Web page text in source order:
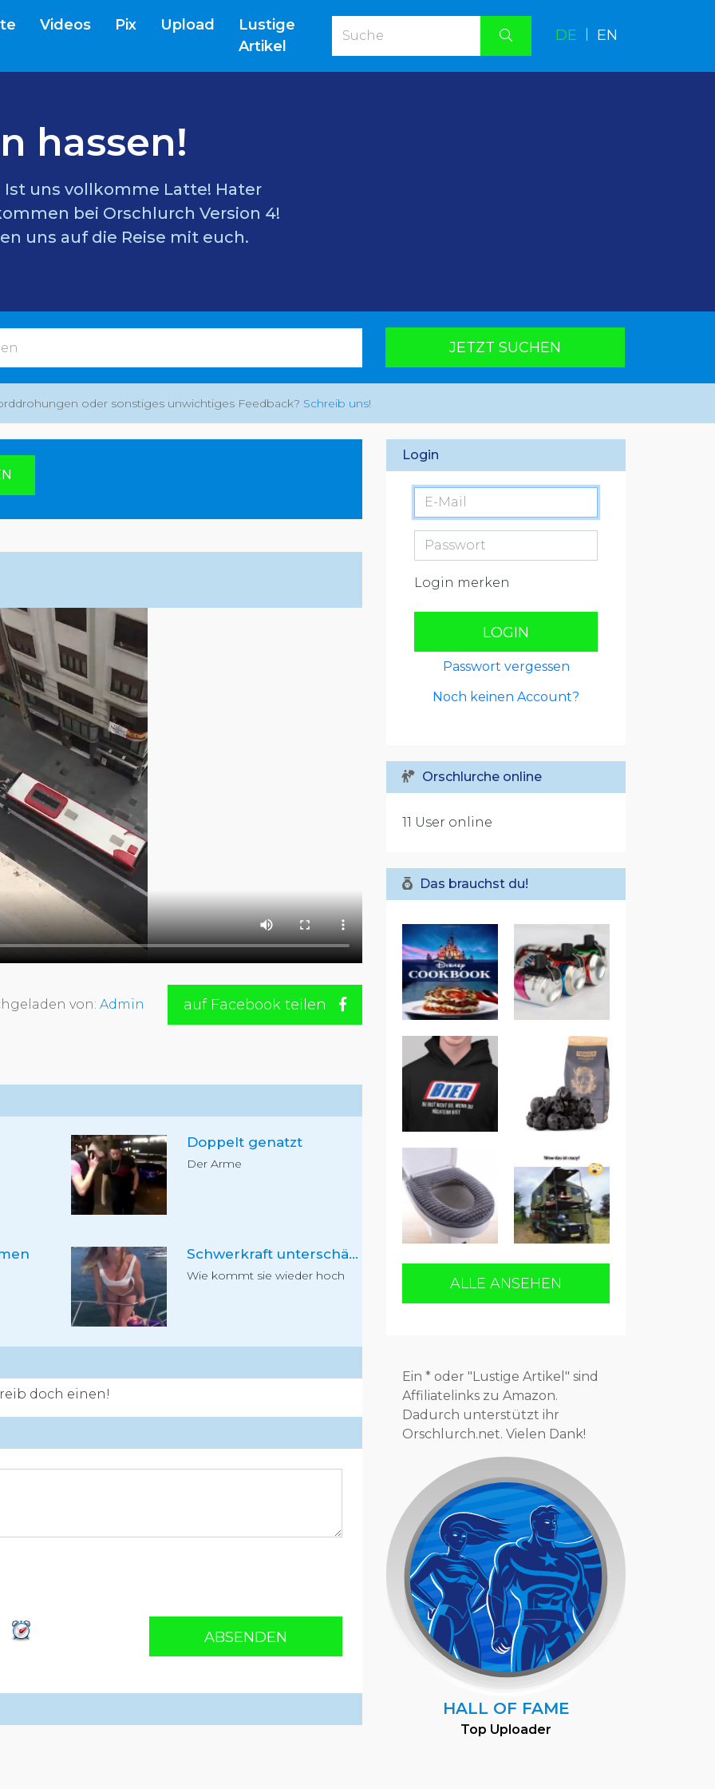
(current)
Videos Pix Upload
Lustige
Artikel
DE EN
hassen!
Ist uns vollkomme Latte! Hater
bei Orschlurch Version 4!
uns auf die Reise mit euch.
JETZT SUCHEN
oder sonstiges unwichtiges Feedback? Schreib uns!
von: Admin auf Facebook teilen
Doppelt genatzt
Der Arme
Schwerkraft unterschätzt
Wie kommt sie wieder hoch
doch einen!
ABSENDEN
Login
Login merken
LOGIN
Passwort vergessen
Noch keinen Account?
Orschlurche online
11 User online
Das brauchst du!
ALLE ANSEHEN
Ein * oder "Lustige Artikel" sind
Affiliatelinks zu Amazon.
Dadurch unterstützt ihr
Orschlurch.net. Vielen Dank!
HALL OF FAME
Top Uploader